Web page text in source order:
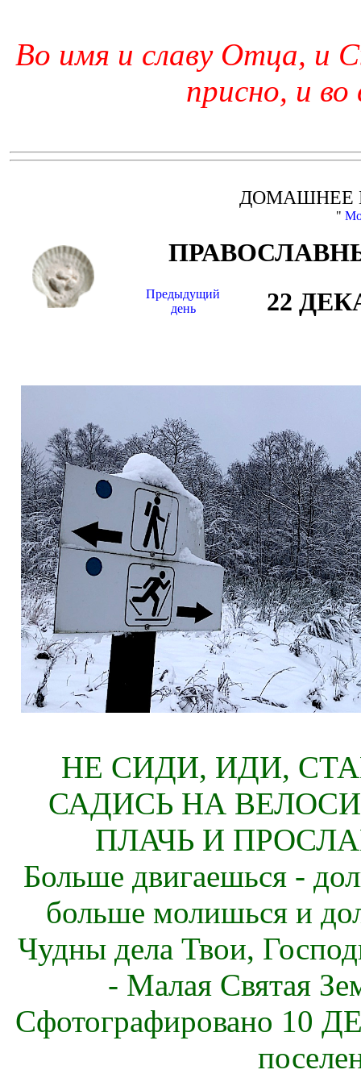
Во имя и славу Отца, и
присно, и во
ДОМАШНЕЕ
"
Предыдущий
день
22
НЕ СИДИ, ИДИ,
САДИСЬ НА
ПЛАЧЬ И
Больше двигаешься -
больше молишься и
Чудны дела Твои,
- Малая Святая
Сфотографировано 10